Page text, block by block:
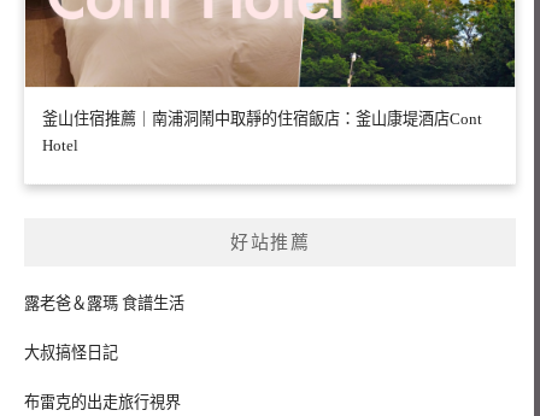
釜山住宿推薦｜南浦洞鬧中取靜的住宿飯店：釜山康堤酒店Cont
Hotel
好站推薦
露老爸＆露瑪 食譜生活
大叔搞怪日記
布雷克的出走旅行視界